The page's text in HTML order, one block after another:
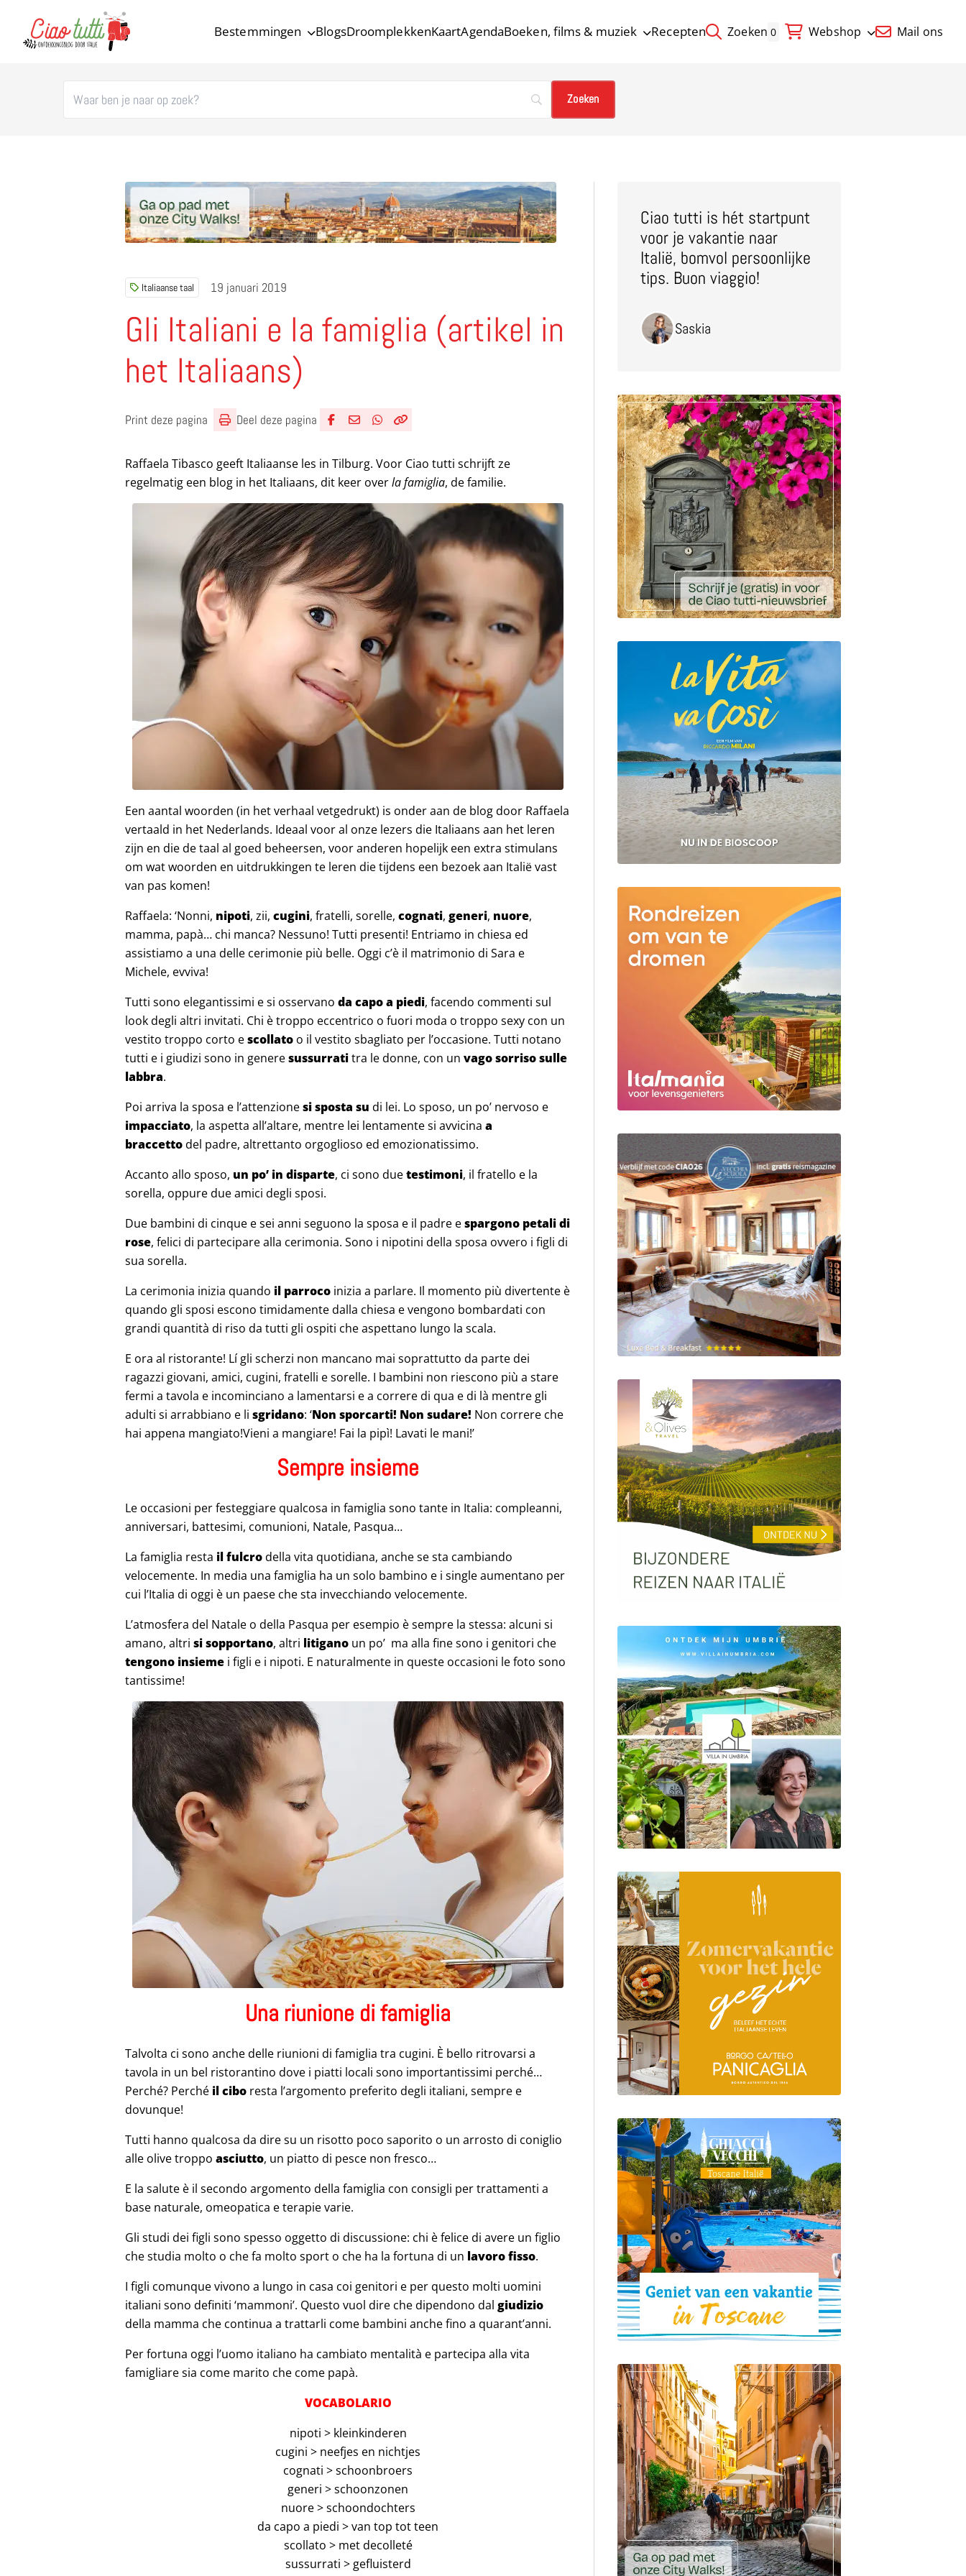
Bestemmingen BlogsDroomplekkenKaartAgendaBoeken, films & muziek Recepten Zoeken 0 Webshop Mail ons
Italiaanse taal 19 januari 2019
Gli Italiani e la famiglia (artikel in
het Italiaans)
Print deze pagina
Deel deze pagina
Raffaela Tibasco geeft Italiaanse les in Tilburg. Voor Ciao tutti schrijft ze
regelmatig een blog in het Italiaans, dit keer overla famiglia, de familie.
Een aantal woorden (in het verhaal vetgedrukt) is onder aan de blog door Raffaela
vertaald in het Nederlands. Ideaal voor al onze lezers die Italiaans aan het leren
zijn en die de taal al goed beheersen, voor anderen hopelijk een extra stimulans
om wat woorden en uitdrukkingen te leren die tijdens een bezoek aan Italië vast
van pas komen!
Raffaela: ‘Nonni, nipoti, zii,cugini, fratelli, sorelle,cognati,generi, nuore,
mamma, papà… chi manca? Nessuno! Tutti presenti! Entriamo in chiesa ed
assistiamo a una delle cerimonie più belle. Oggi c’è il matrimonio di Sara e
Michele, evviva!
Tutti sono elegantissimi e si osservanoda capo a piedi, facendo commenti sul
look degli altri invitati. Chi è troppo eccentrico o fuori moda o troppo sexy con un
vestito troppo corto escollato o il vestito sbagliato per l’occasione. Tutti notano
tutti e i giudizi sono in generesussurratitra le donne, con unvago sorriso sulle
labbra.
Poi arriva la sposa e l’attenzionesi sposta su di lei. Lo sposo, un po’ nervoso e
impacciato, la aspetta all’altare, mentre lei lentamente si avvicinaa
braccettodel padre, altrettanto orgoglioso ed emozionatissimo.
Accanto allo sposo, un po’ in disparte, ci sono duetestimoni, il fratello e la
sorella, oppure due amici degli sposi.
Due bambini di cinque e sei anni seguono la sposa e il padre espargono petali di
rose, felici di partecipare alla cerimonia. Sono i nipotini della sposa ovvero i figli di
sua sorella.
La cerimonia inizia quando il parroco inizia a parlare. Il momento più divertente è
quando gli sposi escono timidamente dalla chiesa e vengono bombardati con
grandi quantità di riso da tutti gli ospiti che aspettano lungo la scala.
E ora al ristorante! Lí gli scherzi non mancano mai soprattutto da parte dei
ragazzi giovani, amici, cugini, fratelli e sorelle. I bambini non riescono più a stare
fermi a tavola e incominciano a lamentarsi e a correre di qua e di là mentre gli
adulti si arrabbiano e lisgridano: ‘Non sporcarti! Non sudare! Non correre che
hai appena mangiato!Vieni a mangiare! Fai la pipì! Lavati le mani!’
Sempre insieme
Le occasioni per festeggiare qualcosa in famiglia sono tante in Italia: compleanni,
anniversari, battesimi, comunioni, Natale, Pasqua…
La famiglia resta il fulcrodella vita quotidiana, anche se sta cambiando
velocemente. In media una famiglia ha un solo bambino e i single aumentano per
cui l’Italia di oggi è un paese che sta invecchiando velocemente.
L’atmosfera del Natale o della Pasqua per esempio è sempre la stessa: alcuni si
amano, altrisi sopportano, altri litigano un po’ ma alla fine sono i genitori che
tengono insieme i figli e i nipoti. E naturalmente in queste occasioni le foto sono
tantissime!
Una riunione di famiglia
Talvolta ci sono anche delle riunioni di famiglia tra cugini. È bello ritrovarsi a
tavola in un bel ristorantino dove i piatti locali sono importantissimi perché…
Perché? Perché il cibo resta l’argomento preferito degli italiani, sempre e
dovunque!
Tutti hanno qualcosa da dire su un risotto poco saporito o un arrosto di coniglio
alle olive troppoasciutto, un piatto di pesce non fresco…
E la salute è il secondo argomento della famiglia con consigli per trattamenti a
base naturale, omeopatica e terapie varie.
Gli studi dei figli sono spesso oggetto di discussione: chi è felice di avere un figlio
che studia molto o che fa molto sport o che ha la fortuna di un lavoro fisso.
I figli comunque vivono a lungo in casa coi genitori e per questo molti uomini
italiani sono definiti ‘mammoni’. Questo vuol dire che dipendono dalgiudizio
della mamma che continua a trattarli come bambini anche fino a quarant’anni.
Per fortuna oggi l’uomo italiano ha cambiato mentalità e partecipa alla vita
famigliare sia come marito che come papà.
VOCABOLARIO
nipoti > kleinkinderen
cugini > neefjes en nichtjes
cognati > schoonbroers
generi > schoonzonen
nuore > schoondochters
da capo a piedi > van top tot teen
scollato > met decolleté
sussurrati > gefluisterd
Ciao tutti is hét startpunt
voor je vakantie naar
Italië, bomvol persoonlijke
tips. Buon viaggio!
Saskia